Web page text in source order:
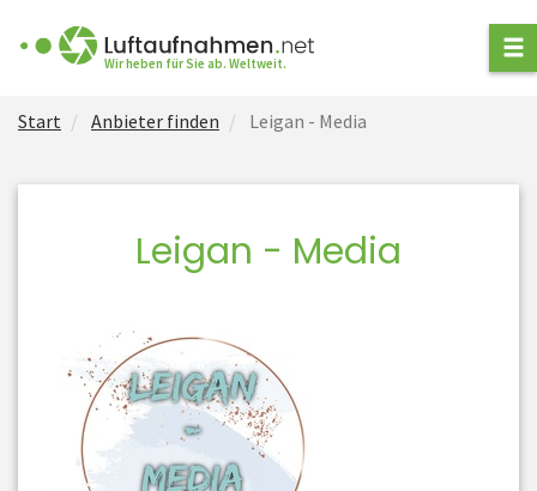
Wir heben für Sie ab. Weltweit.
Start Anbieter finden Leigan - Media
Leigan - Media
ANFRAGE STELLEN
ANBIETER FINDEN
ARTEN VON